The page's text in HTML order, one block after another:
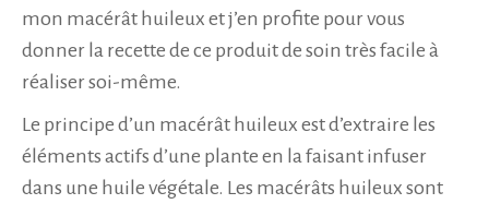
mon macérât huileux et j’en profite pour vous
donner la recette de ce produit de soin très facile à
réaliser soi-même.
Le principe d’un macérât huileux est d’extraire les
éléments actifs d’une plante en la faisant infuser
dans une huile végétale. Les macérâts huileux sont